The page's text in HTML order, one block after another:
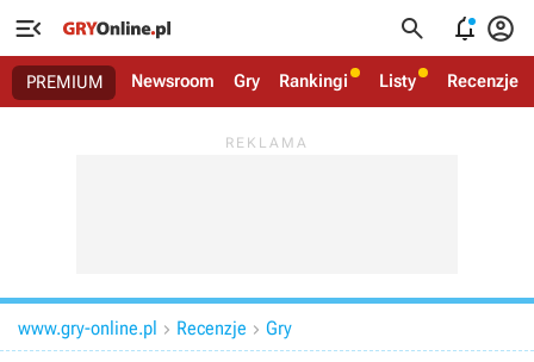
   
PREMIUM Newsroom Gry Rankingi Listy Recenzje
www.gry-online.pl  Recenzje  Gry